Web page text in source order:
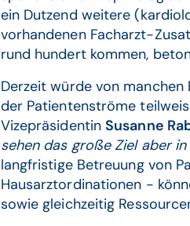
ein Dutzend weitere
vorhandenen Facharzt-
rund hundert kommen,
Derzeit würde von
der Patientenströme
VizepräsidentinSusanne
sehen das große Ziel aber
langfristige Betreuung von
Hausarztordinationen -
sowie gleichzeitig